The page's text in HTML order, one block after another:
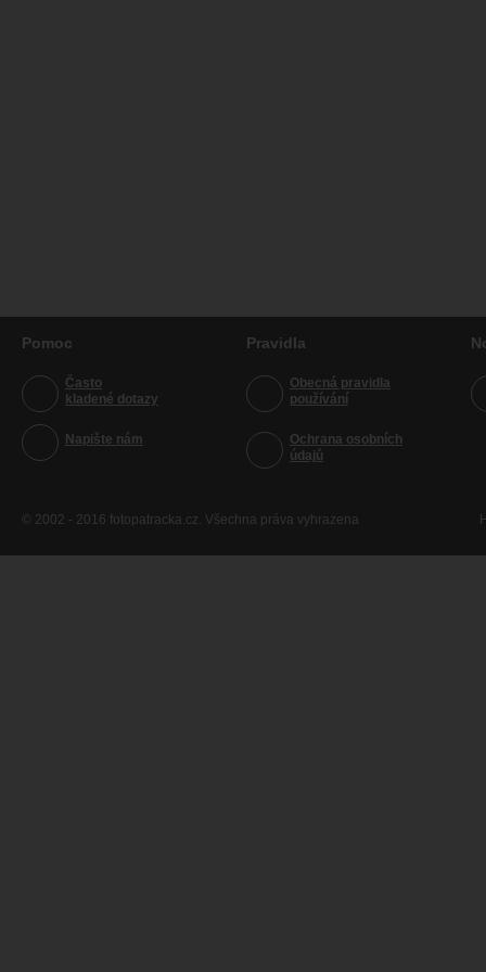
Pomoc
Často
kladené dotazy
Napište nám
Pravidla
Obecná pravidla
používání
Ochrana osobních
údajů
© 2002 - 2016 fotopatracka.cz. Všechna práva vyhrazena